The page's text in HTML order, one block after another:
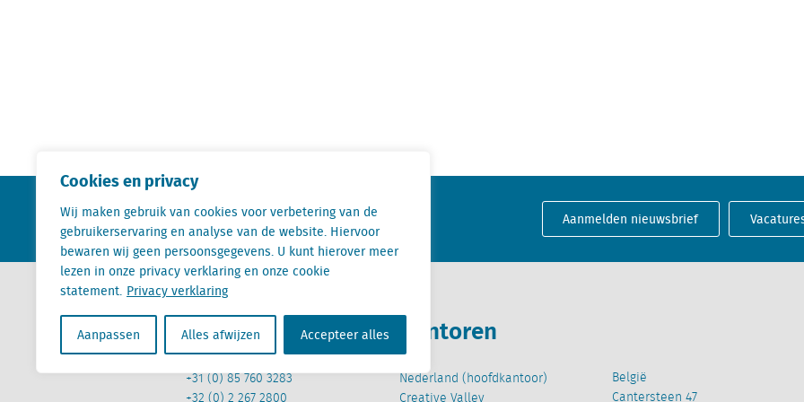
Cookies en privacy
Wij maken gebruik van cookies voor verbetering van de
gebruikerservaring en analyse van de website. Hiervoor
bewaren wij geen persoonsgegevens. U kunt hierover meer
lezen in onze privacy verklaring en onze cookie
statement. Privacy verklaring
Aanpassen Alles afwijzen Accepteer alles
KvK nr. Utrecht 27129168
BTW nr. 0094.53.465.B.01
Aanmelden nieuwsbrief
Contact
+31 (0) 85 760 3283
Kantoren
Nederland (hoofdkantoor)
België
Cantersteen 47